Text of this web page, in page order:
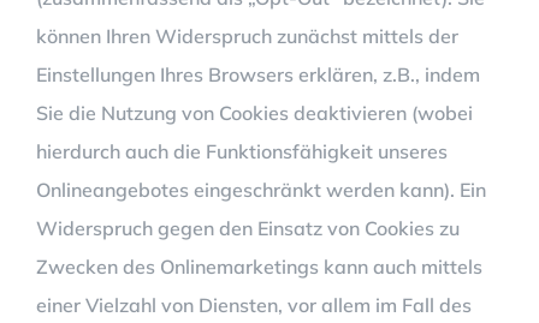
können Ihren Widerspruch zunächst mittels der
Einstellungen Ihres Browsers erklären, z.B., indem
Sie die Nutzung von Cookies deaktivieren (wobei
hierdurch auch die Funktionsfähigkeit unseres
Onlineangebotes eingeschränkt werden kann). Ein
Widerspruch gegen den Einsatz von Cookies zu
Zwecken des Onlinemarketings kann auch mittels
einer Vielzahl von Diensten, vor allem im Fall des